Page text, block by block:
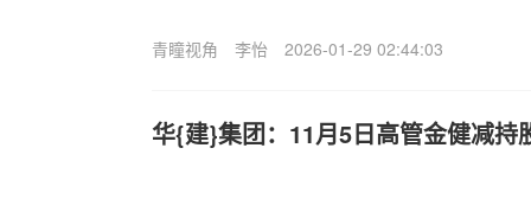
青瞳视角 李怡 2026-01-29 02:44:03
华{建}集团：11月5日高管金健减持